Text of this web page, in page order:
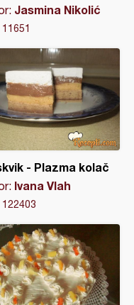
Jasmina Nikolić
11651
- Plazma kolač
Ivana Vlah
122403